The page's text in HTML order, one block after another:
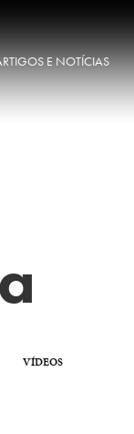
E NOTÍCIAS
VÍDEOS